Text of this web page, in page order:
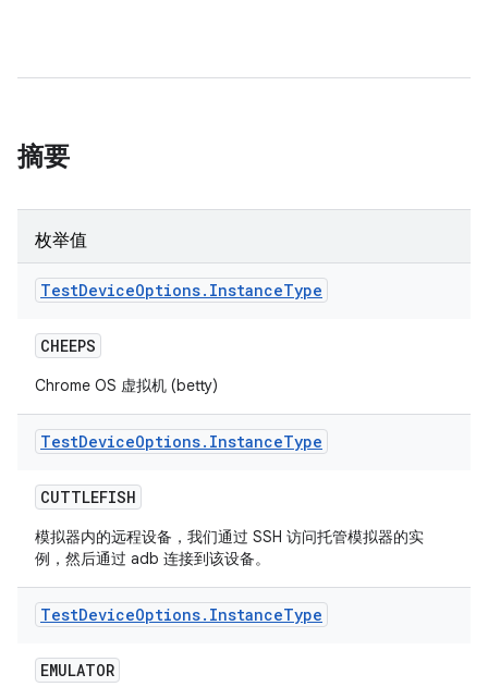
摘要
枚举值
TestDeviceOptions. InstanceType
CHEEPS
Chrome OS 虚拟机 (betty)
TestDeviceOptions. InstanceType
CUTTLEFISH
模拟器内的远程设备，我们通过 SSH 访问托管模拟器的实
例，然后通过 adb 连接到该设备。
TestDeviceOptions. InstanceType
EMULATOR